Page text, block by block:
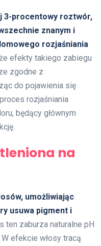
3-procentowy roztwór,
znanym i
rozjaśniania
efekty takiego zabiegu
zgodne z
do pojawienia się
rozjaśniania
będący głównym
na
umożliwiając
usuwa pigment i
ten zaburza naturalne pH
efekcie włosy tracą